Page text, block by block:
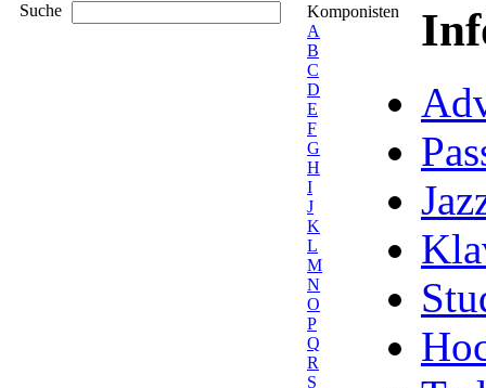
Suche
Komponisten
A
B
C
D
E
F
G
H
I
J
K
L
M
N
O
P
Q
R
S